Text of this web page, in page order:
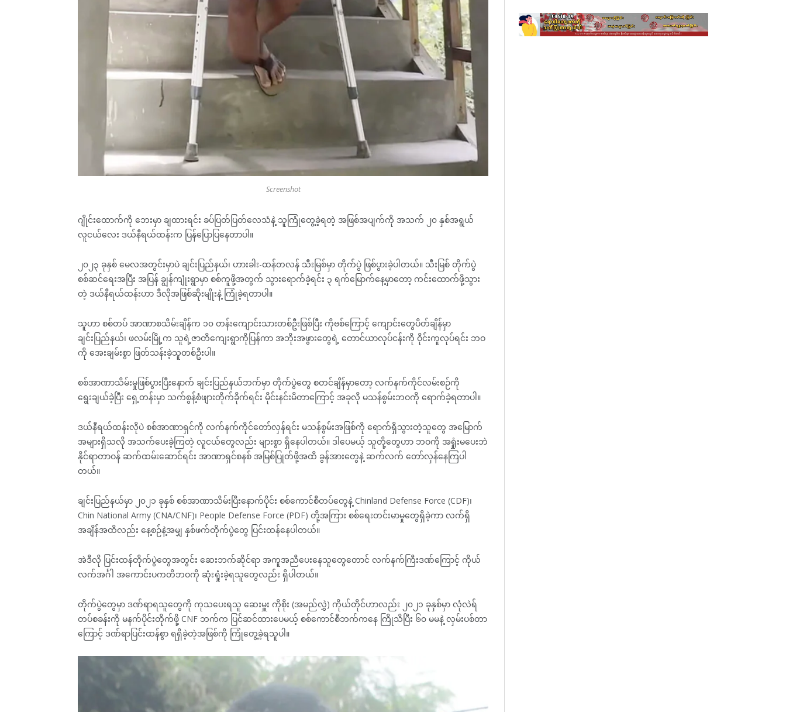
Screenshot
ဂျိုင်းထောက်ကို ဘေးမှာ ချထားရင်း ခပ်ပြတ်ပြတ်လေသံနဲ့ သူကြုံတွေ့ခဲ့ရတဲ့ အဖြစ်အပျက်ကို အသက် ၂၀ နှစ်အရွယ်
လူငယ်လေး ဒယ်နီရယ်ထန်းက ပြန်ပြောပြနေတာပါ။
၂၀၂၃ ခုနှစ် မေလအတွင်းမှာပဲ ချင်းပြည်နယ်၊ ဟားခါး-ထန်တလန် သီးမြစ်မှာ တိုက်ပွဲ ဖြစ်ပွားခဲ့ပါတယ်။ သီးမြစ် တိုက်ပွဲ
စစ်ဆင်ရေးအပြီး အပြန် ချွန်ကျုံးရွာမှာ စစ်ကူဖို့အတွက် သွားရောက်ခဲ့ရင်း ၃ ရက်မြောက်နေ့မှာတော့ ကင်းထောက်ဖို့သွား
တဲ့ ဒယ်နီရယ်ထန်းဟာ ဒီလိုအဖြစ်ဆိုးမျိုးနဲ့ ကြုံခဲ့ရတာပါ။
သူဟာ စစ်တပ် အာဏာစသိမ်းချိန်က ၁၀ တန်းကျောင်းသားတစ်ဦးဖြစ်ပြီး ကိုဗစ်ကြောင့် ကျောင်းတွေပိတ်ချိန်မှာ
ချင်းပြည်နယ်၊ ဖလမ်းမြို့က သူရဲ့ဇာတိကျေးရွာကိုပြန်ကာ အဘိုးအဖွားတွေရဲ့ တောင်ယာလုပ်ငန်းကို ဝိုင်းကူလုပ်ရင်း ဘဝ
ကို အေးချမ်းစွာ ဖြတ်သန်းခဲ့သူတစ်ဦးပါ။
စစ်အာဏာသိမ်းမှုဖြစ်ပွားပြီးနောက် ချင်းပြည်နယ်ဘက်မှာ တိုက်ပွဲတွေ စတင်ချိန်မှာတော့ လက်နက်ကိုင်လမ်းစဉ်ကို
ရွေးချယ်ခဲ့ပြီး ရှေ့တန်းမှာ သက်စွန့်စံဖျားတိုက်ခိုက်ရင်း မိုင်းနင်းမိတာကြောင့် အခုလို မသန်စွမ်းဘဝကို ရောက်ခဲ့ရတာပါ။
ဒယ်နီရယ်ထန်းလိုပဲ စစ်အာဏာရှင်ကို လက်နက်ကိုင်တော်လှန်ရင်း မသန်စွမ်းအဖြစ်ကို ရောက်ရှိသွားတဲ့သူတွေ အမြောက်
အများရှိသလို အသက်ပေးခဲ့ကြတဲ့ လူငယ်တွေလည်း များစွာ ရှိနေပါတယ်။ ဒါပေမယ့် သူတို့တွေဟာ ဘဝကို အရှုံးမပေးဘဲ
နိုင်ရာတာဝန် ဆက်ထမ်းဆောင်ရင်း အာဏာရှင်စနစ် အမြစ်ပြုတ်ဖို့အထိ ခွန်အားတွေနဲ့ ဆက်လက် တော်လှန်နေကြပါ
တယ်။
ချင်းပြည်နယ်မှာ ၂၀၂၁ ခုနှစ် စစ်အာဏာသိမ်းပြီးနောက်ပိုင်း စစ်ကောင်စီတပ်တွေနဲ့ Chinland Defense Force (CDF)၊
Chin National Army (CNA/CNF)၊ People Defense Force (PDF) တို့အကြား စစ်ရေးတင်းမာမှုတွေရှိခဲ့ကာ လက်ရှိ
အချိန်အထိလည်း နေ့စဉ်နဲ့အမျှ နှစ်ဖက်တိုက်ပွဲတွေ ပြင်းထန်နေပါတယ်။
အဲဒီလို ပြင်းထန်တိုက်ပွဲတွေအတွင်း ဆေးဘက်ဆိုင်ရာ အကူအညီပေးနေသူတွေတောင် လက်နက်ကြီးဒဏ်ကြောင့် ကိုယ်
လက်အင်္ဂါ အကောင်းပကတိဘဝကို ဆုံးရှုံးခဲ့ရသူတွေလည်း ရှိပါတယ်။
တိုက်ပွဲတွေမှာ ဒဏ်ရာရသူတွေကို ကုသပေးရသူ ဆေးမှူး ကိုစိုး (အမည်လွှဲ) ကိုယ်တိုင်ဟာလည်း ၂၀၂၁ ခုနှစ်မှာ လုံလဲရ်
တပ်စခန်းကို မနက်ပိုင်းတိုက်ဖို့ CNF ဘက်က ပြင်ဆင်ထားပေမယ့် စစ်ကောင်စီဘက်ကနေ ကြိုသိပြီး ၆၀ မမနဲ့ လှမ်းပစ်တာ
ကြောင့် ဒဏ်ရာပြင်းထန်စွာ ရရှိခဲ့တဲ့အဖြစ်ကို ကြုံတွေ့ခဲ့ရသူပါ။